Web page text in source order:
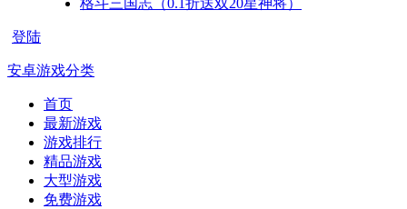
登陆
安卓游戏分类
首页
最新游戏
游戏排行
精品游戏
大型游戏
免费游戏